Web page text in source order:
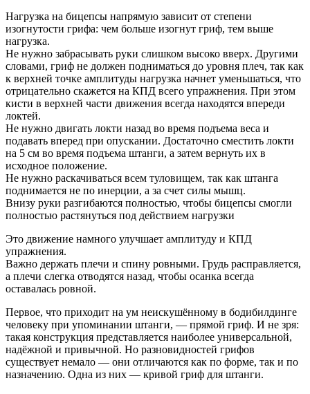
Нагрузка на бицепсы напрямую зависит от степени
изогнутости грифа: чем больше изогнут гриф, тем выше
нагрузка.
Не нужно забрасывать руки слишком высоко вверх. Другими
словами, гриф не должен подниматься до уровня плеч, так как
к верхней точке амплитуды нагрузка начнет уменьшаться, что
отрицательно скажется на КПД всего упражнения. При этом
кисти в верхней части движения всегда находятся впереди
локтей.
Не нужно двигать локти назад во время подъема веса и
подавать вперед при опускании. Достаточно сместить локти
на 5 см во время подъема штанги, а затем вернуть их в
исходное положение.
Не нужно раскачиваться всем туловищем, так как штанга
поднимается не по инерции, а за счет силы мышц.
Внизу руки разгибаются полностью, чтобы бицепсы смогли
полностью растянуться под действием нагрузки
Это движение намного улучшает амплитуду и КПД
упражнения.
Важно держать плечи и спину ровными. Грудь расправляется,
а плечи слегка отводятся назад, чтобы осанка всегда
оставалась ровной.
Первое, что приходит на ум неискушённому в бодибилдинге
человеку при упоминании штанги, — прямой гриф. И не зря:
такая конструкция представляется наиболее универсальной,
надёжной и привычной. Но разновидностей грифов
существует немало — они отличаются как по форме, так и по
назначению. Одна из них — кривой гриф для штанги.